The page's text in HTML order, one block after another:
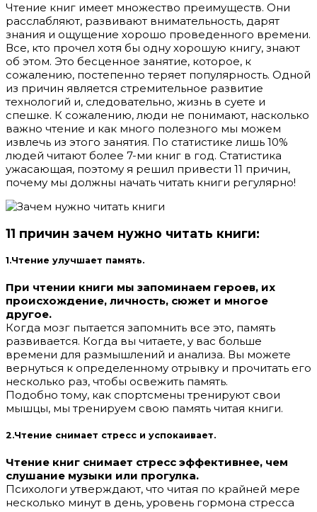
Чтение книг имеет множество преимуществ. Они
расслабляют, развивают внимательность, дарят
знания и ощущение хорошо проведенного времени.
Все, кто прочел хотя бы одну хорошую книгу, знают
об этом. Это бесценное занятие, которое, к
сожалению, постепенно теряет популярность. Одной
из причин является стремительное развитие
технологий и, следовательно, жизнь в суете и
спешке. К сожалению, люди не понимают, насколько
важно чтение и как много полезного мы можем
извлечь из этого занятия. По статистике лишь 10%
людей читают более 7-ми книг в год. Статистика
ужасающая, поэтому я решил привести 11 причин,
почему мы должны начать читать книги регулярно!
11 причин зачем нужно читать книги:
1.Чтение улучшает память.
При чтении книги мы запоминаем героев, их
происхождение, личность, сюжет и многое
другое.
Когда мозг пытается запомнить все это, память
развивается. Когда вы читаете, у вас больше
времени для размышлений и анализа. Вы можете
вернуться к определенному отрывку и прочитать его
несколько раз, чтобы освежить память.
Подобно тому, как спортсмены тренируют свои
мышцы, мы тренируем свою память читая книги.
2.Чтение снимает стресс и успокаивает.
Чтение книг снимает стресс эффективнее, чем
слушание музыки или прогулка.
Психологи утверждают, что читая по крайней мере
несколько минут в день, уровень гормона стресса